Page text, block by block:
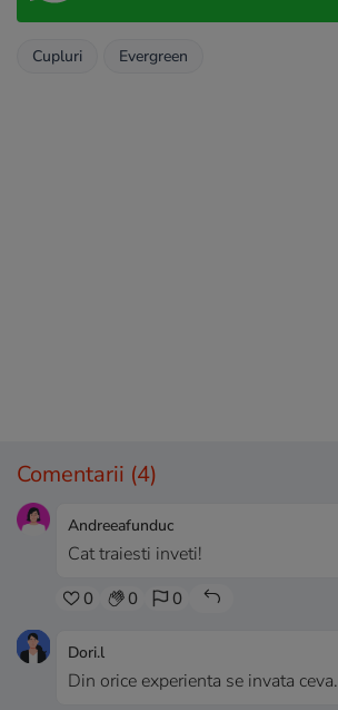
Cupluri Evergreen
Comentarii (4)
Andreeafunduc
Cat traiesti inveti!
0 0 0
Dori.l
Din orice experienta se invata ceva.